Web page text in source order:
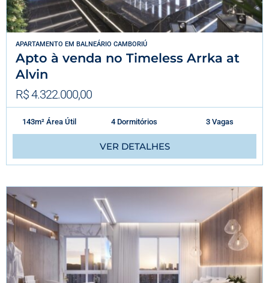
APARTAMENTO EM BALNEÁRIO CAMBORIÚ
Apto à venda no Timeless Arrka at
Alvin
R$ 4.322.000,00
143m² Área Útil 4 Dormitórios 3 Vagas
VER DETALHES